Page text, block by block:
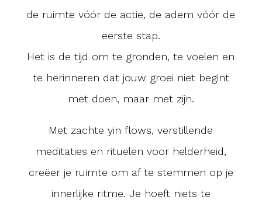
de ruimte vóór de actie, de adem vóór de
eerste stap.
Het is de tijd om te gronden, te voelen en
te herinneren dat jouw groei niet begint
met doen, maar met zijn.
Met zachte yin flows, verstillende
meditaties en rituelen voor helderheid,
creëer je ruimte om af te stemmen op je
innerlijke ritme. Je hoeft niets te